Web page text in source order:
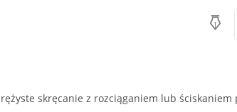
skręcanie z rozciąganiem lub